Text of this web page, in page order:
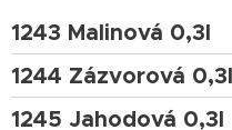
1243 Malinová 0,3l
1244 Zázvorová 0,3l
1245 Jahodová 0,3l